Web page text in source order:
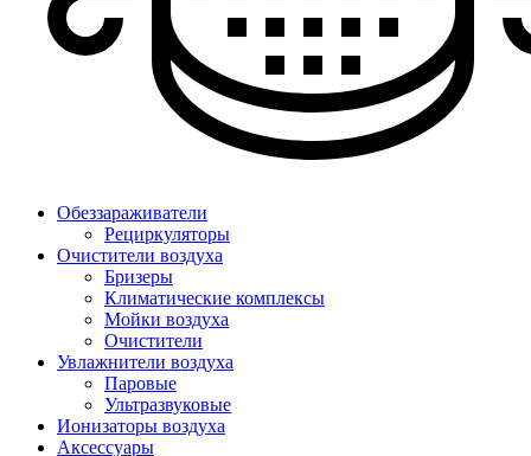
Обеззараживатели
Рециркуляторы
Очистители воздуха
Бризеры
Климатические комплексы
Мойки воздуха
Очистители
Увлажнители воздуха
Паровые
Ультразвуковые
Ионизаторы воздуха
Аксессуары